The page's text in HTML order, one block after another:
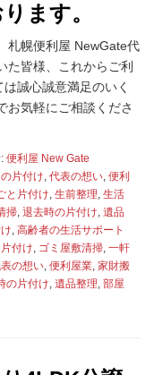
ます。
札幌便利屋 NewGate代
た皆様、これからご利
誠心誠意満足のいく
お気軽にご相談くださ
便利屋 New Gate
片付け 代表の想い 便利
と片付け 生前整理 生活
掃 退去時の片付け 遺品
高齢者の生活サポート
付け ゴミ屋敷清掃 一軒
の想い 便利屋業 家財搬
の片付け 遺品整理 部屋